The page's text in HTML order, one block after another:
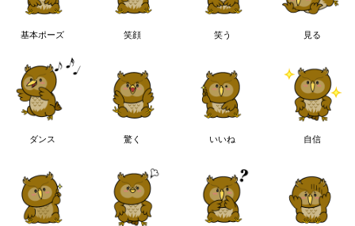
基本ポーズ 笑顔 笑う 見る
ダンス 驚く いいね 自信